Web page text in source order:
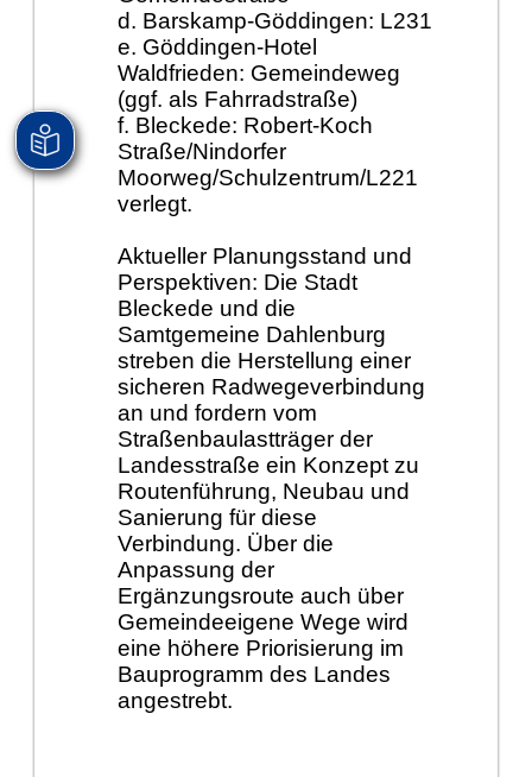
d. Barskamp-Göddingen: L231
e. Göddingen-Hotel
Waldfrieden: Gemeindeweg
(ggf. als Fahrradstraße)
f. Bleckede: Robert-Koch
Straße/Nindorfer
Moorweg/Schulzentrum/L221
verlegt.
Aktueller Planungsstand und
Perspektiven: Die Stadt
Bleckede und die
Samtgemeine Dahlenburg
streben die Herstellung einer
sicheren Radwegeverbindung
an und fordern vom
Straßenbaulastträger der
Landesstraße ein Konzept zu
Routenführung, Neubau und
Sanierung für diese
Verbindung. Über die
Anpassung der
Ergänzungsroute auch über
Gemeindeeigene Wege wird
eine höhere Priorisierung im
Bauprogramm des Landes
angestrebt.